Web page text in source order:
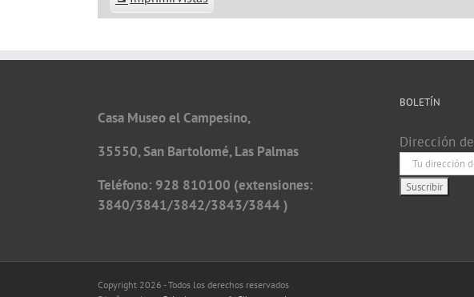
Casa Museo el Campesino,
35550, San Bartolomé, Las Palmas
Teléfono: 928 810100 (extensiones:
3840/3841/3842/3843/3844 )
BOLETÍN
Dirección
Copyright 2026 - Todos los derechos reservados